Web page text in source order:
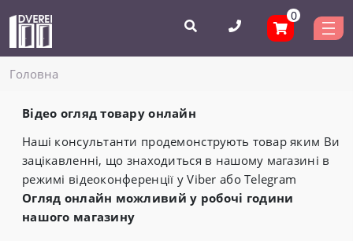
0
Головнa
Відео огляд товару онлайн
Наші консультанти продемонструють товар яким Ви
зацікавленні, що знаходиться в нашому магазині в
режимі відеоконференції у Viber або Telegram
Огляд онлайн можливий у робочі години
нашого магазину